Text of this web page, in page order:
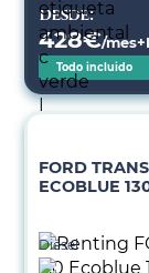
Desde:
428€/
Todo incluido
FORD
ECOBLUE
Diésel